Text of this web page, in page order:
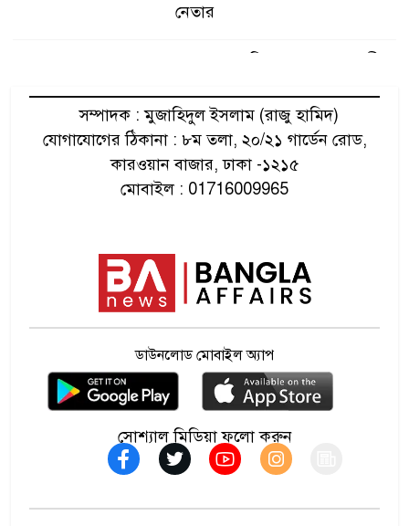
নেতার
প্রসূতি বিভাগে তালা, অটোরিকশায়
প্রসব
বরিশাল বিশ্ববিদ্যালয়ের কাছে বাস-
মাহিন্দ্র সংঘর্ষে নিহত ১, আহত ৪
সালমান শাহ হত্যা মামলায় ডন
কারাগারে
তারেক-মোদির বৈঠকে সমাধান
সম্পাদক : মুজাহিদুল ইসলাম (রাজু হামিদ)
যোগাযোগের ঠিকানা : ৮ম তলা, ২০/২১ গার্ডেন রোড,
কারওয়ান বাজার, ঢাকা -১২১৫
মোবাইল : 01716009965
ডাউনলোড মোবাইল অ্যাপ
সোশ্যাল মিডিয়া ফলো করুন